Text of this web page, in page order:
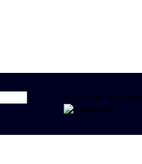
Newsletter Spanisch